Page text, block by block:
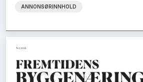
ANNONSØRINNHOLD